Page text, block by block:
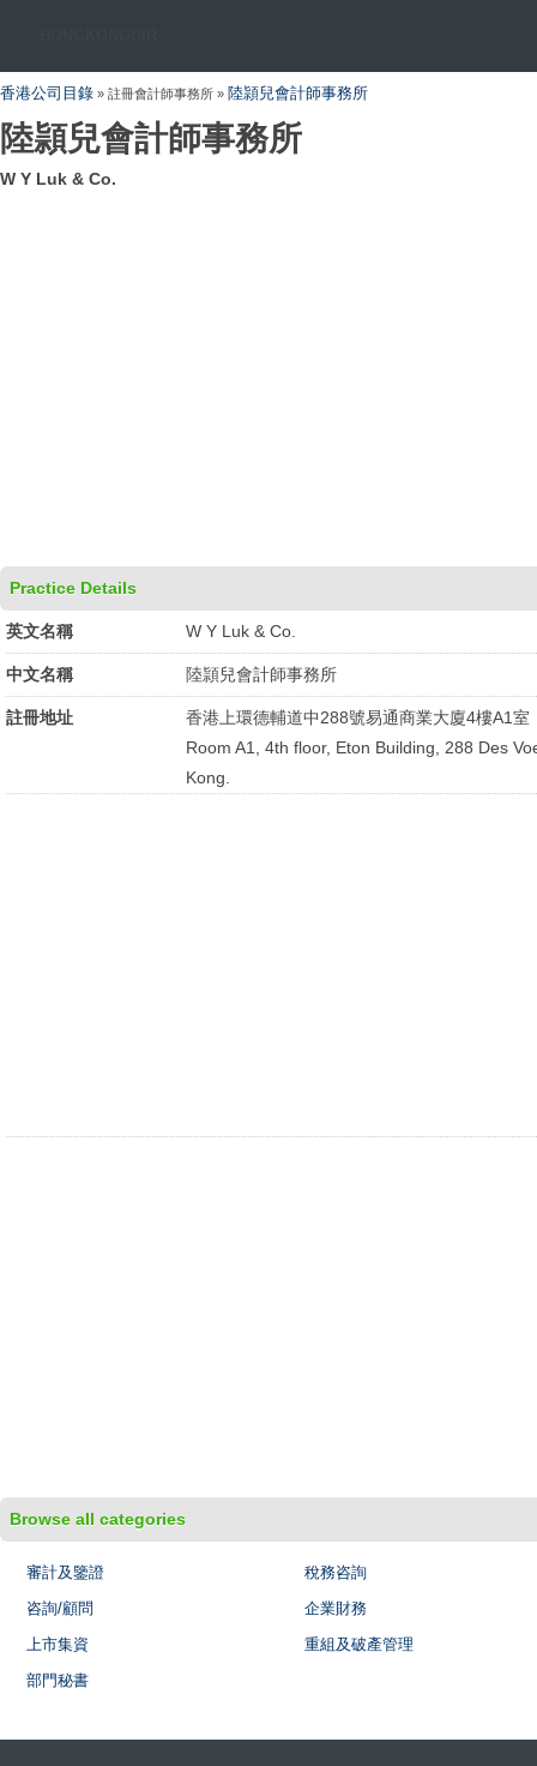
香港公司目錄 » 註冊會計師事務所 » 陸頴兒會計師事務所
陸頴兒會計師事務所
W Y Luk & Co.
Practice Details
英文名稱 W Y Luk & Co.
中文名稱 陸頴兒會計師事務所
註冊地址
香港上環德輔道中288號易通商業大廈4樓A1室
Room A1, 4th floor, Eton Building, 288 Des
Kong.
Browse all categories
審計及鑒證
稅務咨詢
咨詢/顧問
企業財務
上市集資
重組及破產管理
部門秘書